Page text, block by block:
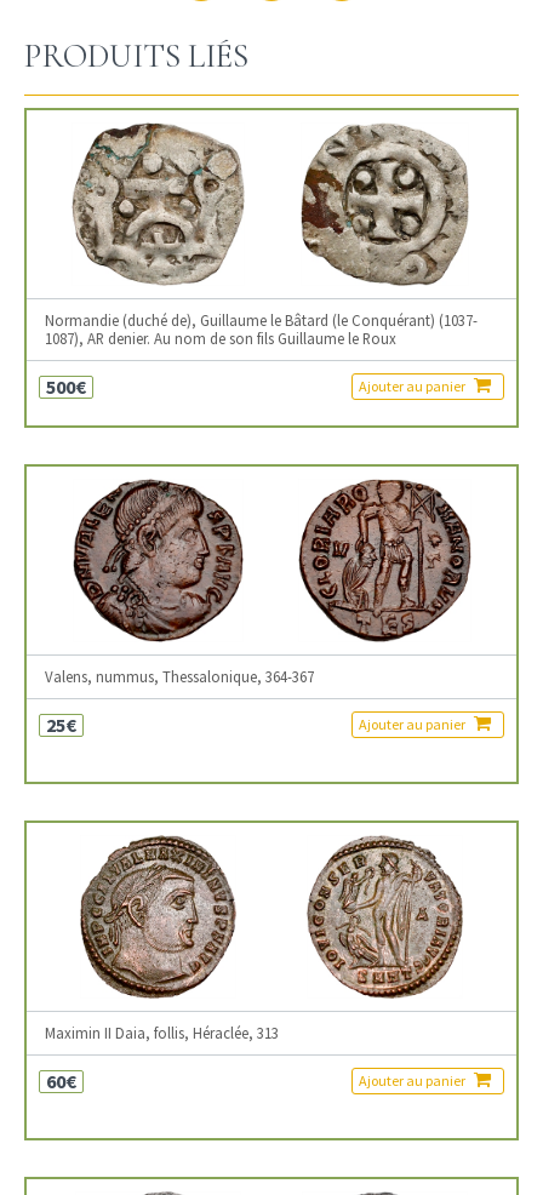
PRODUITS LIÉS
Normandie (duché de), Guillaume le Bâtard (le Conquérant) (1037-
1087), AR denier. Au nom de son fils Guillaume le Roux
500€ Ajouter au panier
Valens, nummus, Thessalonique, 364-367
25€ Ajouter au panier
Maximin II Daia, follis, Héraclée, 313
60€ Ajouter au panier